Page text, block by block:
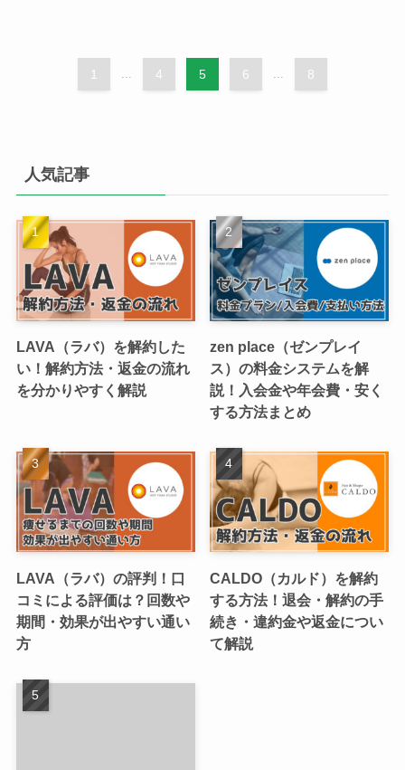
1 ... 4 5 6 ... 8
人気記事
LAVA（ラバ）を解約した
い！解約方法・返金の流れ
を分かりやすく解説
zen place（ゼンプレイ
ス）の料金システムを解
説！入会金や年会費・安く
する方法まとめ
LAVA（ラバ）の評判！口
コミによる評価は？回数や
期間・効果が出やすい通い
方
CALDO（カルド）を解約
する方法！退会・解約の手
続き・違約金や返金につい
て解説